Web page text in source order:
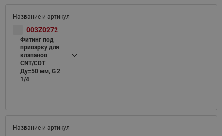
003Z0272
Фитинг под
приварку для
клапанов
CNT/CDT
Ду=50 мм, G 2
1/4